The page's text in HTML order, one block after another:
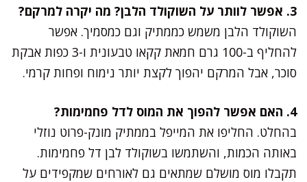
3. אפשר לוותר על השוקולד הלבן? מה יקרה למרקם?
השוקולד הלבן משמש כממתיק וגם כמסמיך. אפשר
להחליף ב-100 גרם חמאת קקאו טבעונית ו-3 כפות אבקת
סוכר, אבל המרקם יהפוך לקצת יותר נימוח ופחות קרמי.
4. האם אפשר להפוך את המוס לדל פחמימות?
בהחלט. החליפו את המייפל בממתיק מונק-פרוט נוזלי
באותה הכמות, והשתמשו בשוקולד לבן דל פחמימות.
תקבלו מוס מושלם שמתאים גם לאורחים שמקפידים על